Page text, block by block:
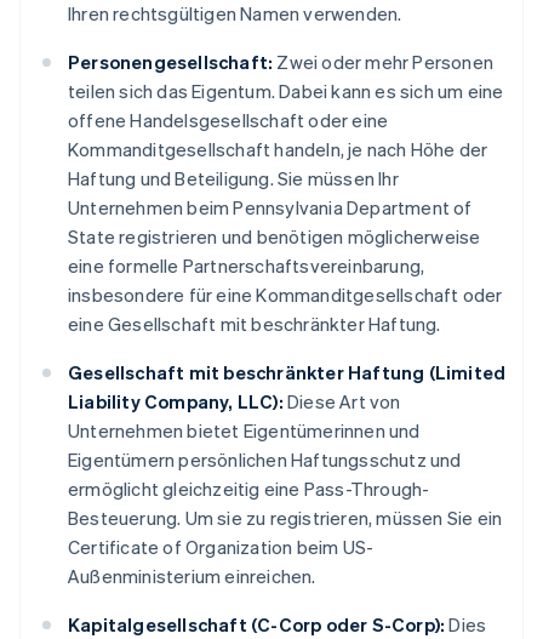
Ihren rechtsgültigen Namen verwenden.
Personengesellschaft: Zwei oder mehr Personen
teilen sich das Eigentum. Dabei kann es sich um eine
offene Handelsgesellschaft oder eine
Kommanditgesellschaft handeln, je nach Höhe der
Haftung und Beteiligung. Sie müssen Ihr
Unternehmen beim Pennsylvania Department of
State registrieren und benötigen möglicherweise
eine formelle Partnerschaftsvereinbarung,
insbesondere für eine Kommanditgesellschaft oder
eine Gesellschaft mit beschränkter Haftung.
Gesellschaft mit beschränkter Haftung (Limited
Liability Company, LLC): Diese Art von
Unternehmen bietet Eigentümerinnen und
Eigentümern persönlichen Haftungsschutz und
ermöglicht gleichzeitig eine Pass-Through-
Besteuerung. Um sie zu registrieren, müssen Sie ein
Certificate of Organization beim US-
Außenministerium einreichen.
Kapitalgesellschaft (C-Corp oder S-Corp): Dies